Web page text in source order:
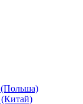
(Польша)
(Китай)